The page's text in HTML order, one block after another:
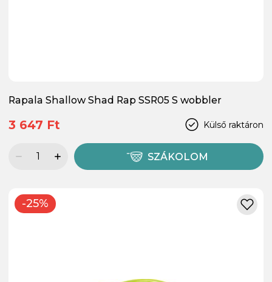
Rapala Shallow Shad Rap SSR05 S wobbler
Külső raktáron
3 647 Ft
SZÁKOLOM
-25%